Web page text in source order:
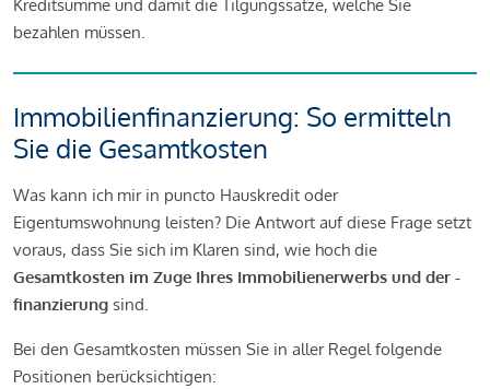
Kreditsumme und damit die Tilgungssätze, welche Sie
bezahlen müssen.
Immobilienfinanzierung: So ermitteln
Sie die Gesamtkosten
Was kann ich mir in puncto Hauskredit oder
Eigentumswohnung leisten? Die Antwort auf diese Frage setzt
voraus, dass Sie sich im Klaren sind, wie hoch die
Gesamtkosten im Zuge Ihres Immobilienerwerbs und der -
finanzierung sind.
Bei den Gesamtkosten müssen Sie in aller Regel folgende
Positionen berücksichtigen: